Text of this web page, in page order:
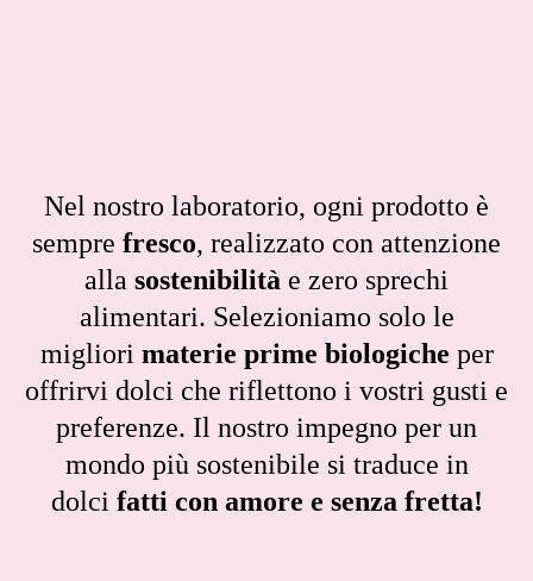
Nel nostro laboratorio, ogni prodotto è
sempre fresco, realizzato con attenzione
alla sostenibilità e zero sprechi
alimentari. Selezioniamo solo le
migliori materie prime biologiche per
offrirvi dolci che riflettono i vostri gusti e
preferenze. Il nostro impegno per un
mondo più sostenibile si traduce in
dolci fatti con amore e senza fretta!